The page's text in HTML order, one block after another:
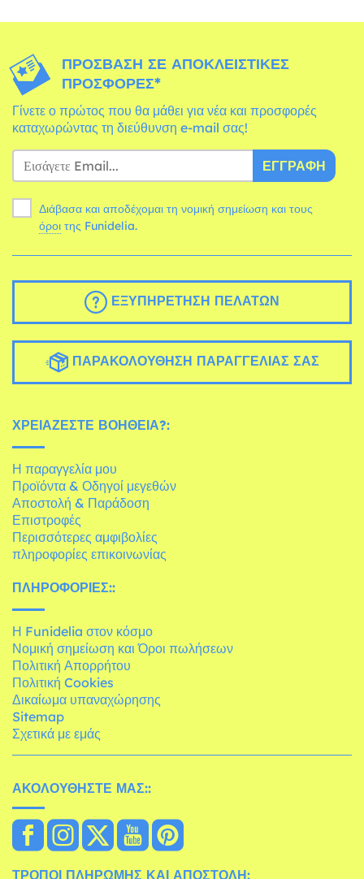
ΠΡΌΣΒΑΣΗ ΣΕ ΑΠΟΚΛΕΙΣΤΙΚΈΣ
ΠΡΟΣΦΟΡΈΣ*
Γίνετε ο πρώτος που θα μάθει για νέα και προσφορές
καταχωρώντας τη διεύθυνση e-mail σας!
ΕΓΓΡΑΦΉ
Διάβασα και αποδέχομαι τη νομική σημείωση και τους
όροι της Funidelia.
ΕΞΥΠΗΡΈΤΗΣΗ ΠΕΛΑΤΏΝ
ΠΑΡΑΚΟΛΟΎΘΗΣΗ ΠΑΡΑΓΓΕΛΊΑΣ ΣΑΣ
ΧΡΕΙΆΖΕΣΤΕ ΒΟΉΘΕΙΑ?:
Η παραγγελία μου
Προϊόντα & Οδηγοί μεγεθών
Αποστολή & Παράδοση
Επιστροφές
Περισσότερες αμφιβολίες
πληροφορίες επικοινωνίας
ΠΛΗΡΟΦΟΡΊΕΣ::
Η Funidelia στον κόσμο
Νομική σημείωση και Όροι πωλήσεων
Πολιτική Απορρήτου
Πολιτική Cookies
Δικαίωμα υπαναχώρησης
Sitemap
Σχετικά με εμάς
ΑΚΟΛΟΥΘΉΣΤΕ ΜΑΣ::
ΤΡΌΠΟΙ ΠΛΗΡΩΜΉΣ ΚΑΙ ΑΠΟΣΤΟΛΉ: